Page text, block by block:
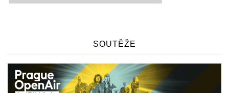
SOUTĚŽE